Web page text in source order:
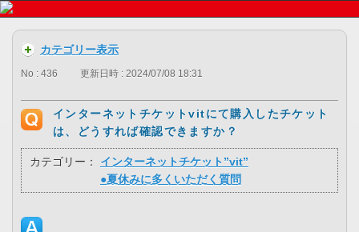
カテゴリー表示
No : 436 更新日時 : 2024/07/08 18:31
インターネットチケットvitにて購入したチケット
は、どうすれば確認できますか？
カテゴリー：
インターネットチケット”vit”
●夏休みに多くいただく質問